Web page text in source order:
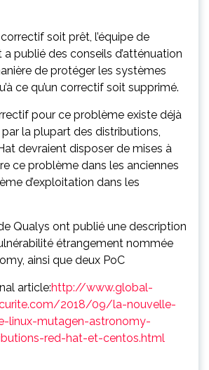
correctif soit prêt, l’équipe de
publié des conseils d’atténuation
de protéger les systèmes
ce qu’un correctif soit supprimé.
pour ce problème existe déjà
la plupart des distributions,
devraient disposer de mises à
ce problème dans les anciennes
d’exploitation dans les
Qualys ont publié une description
étrangement nommée
ainsi que deux PoC
article:http://www.global-
2018/09/la-nouvelle-
linux-mutagen-astronomy-
red-hat-et-centos.html